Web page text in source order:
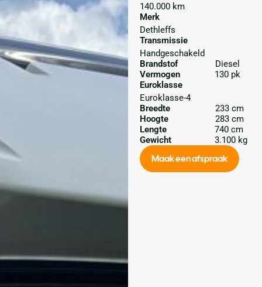
140.000 km
Merk
Dethleffs
Transmissie
Handgeschakeld
Brandstof
Diesel
Vermogen
130 pk
Euroklasse
Euroklasse-4
Breedte
233 cm
Hoogte
283 cm
Lengte
740 cm
Gewicht
3.100 kg
Maak een afspraak